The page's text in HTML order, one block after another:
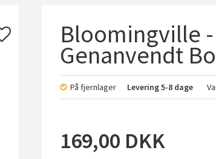
Bloomingville
Genanvendt
På fjernlager Levering5-8 dage
169,00 DKK